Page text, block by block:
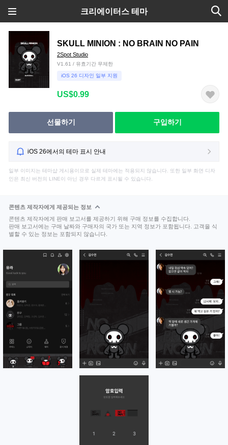
크리에이터스 테마
SKULL MINION : NO BRAIN NO PAIN
2Spot Studio
V1.61 / 유효기간 무제한
iOS 26 디자인 일부 지원
US$0.99
선물하기 구입하기
iOS 26에서의 테마 표시 안내
일부 이미지는 테마샵 게시용이므로 실제 테마에는 적용되지 않습니다. 또한 일부 화면 디자
인은 최신 버전의 LINE이 아닌 경우 다르게 표시될 수 있습니다.
콘텐츠 제작자에게 제공되는 정보
콘텐츠 제작자에게 판매 보고서를 제공하기 위해 구매 정보를 수집합니다.
판매 보고서에는 구매 날짜와 구매자의 국가 또는 지역 정보가 포함됩니다. 고객을 식
별할 수 있는 정보는 포함되지 않습니다.